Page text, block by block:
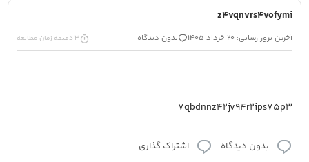
z4vqnvrs4vofymi
آخرین بروز رسانی: 20 خرداد 1405 بدون دیدگاه 3 دقیقه زمان مطالعه
7qbdnnz42jv94r2ips75p3
بدون دیدگاه اشتراک گذاری